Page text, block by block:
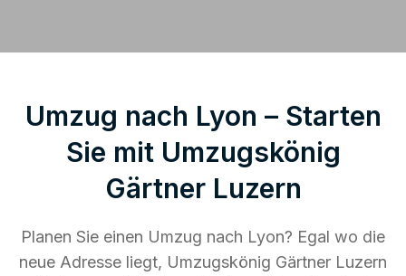
Umzug nach Lyon – Starten
Sie mit Umzugskönig
Gärtner Luzern
Planen Sie einen Umzug nach Lyon? Egal wo die
neue Adresse liegt, Umzugskönig Gärtner Luzern